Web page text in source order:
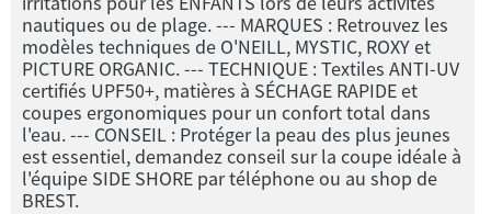
nautiques ou de plage. --- MARQUES : Retrouvez les
modèles techniques de O'NEILL, MYSTIC, ROXY et
PICTURE ORGANIC. --- TECHNIQUE : Textiles ANTI-UV
certifiés UPF50+, matières à SÉCHAGE RAPIDE et
coupes ergonomiques pour un confort total dans
l'eau. --- CONSEIL : Protéger la peau des plus jeunes
est essentiel, demandez conseil sur la coupe idéale à
l'équipe SIDE SHORE par téléphone ou au shop de
BREST.